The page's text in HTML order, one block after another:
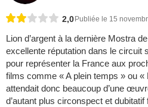
2,0 Publiée le 15
Lion d’argent à la dernière Mostra
excellente réputation dans le circuit
pour représenter la France aux
films comme « A plein temps » ou
attendait donc beaucoup d’une
d’autant plus circonspect et